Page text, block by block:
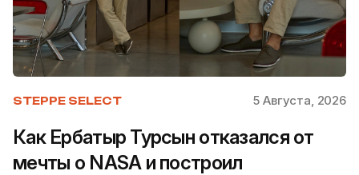
STEPPE SELECT 5 Августа, 2026
Как Ербатыр Турсын отказался от
мечты о NASA и построил